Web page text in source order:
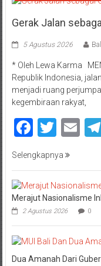
Gerak Jalan
5 Agustus 2026
* Oleh Lewa Karma
Republik Indonesia,
menjadi ruang
kegembiraan rakyat,
Selengkapnya
Merajut Nasionalisme
2 Agustus 2026 0
Dua Amanah Dari